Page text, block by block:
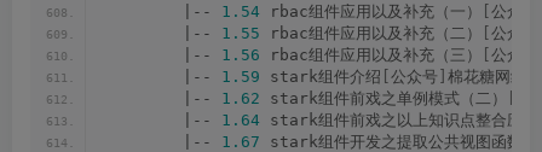
        |--
1.54 rbac组件应用以及补充（一） 公众号
        |--
1.55 rbac组件应用以及补充（二） 公众号
        |--
1.56 rbac组件应用以及补充（三） 公众号
        |--
1.59 stark组件介绍 公众号 棉花糖网络
        |--
1.62 stark组件前戏之单例模式（二）
        |--
1.64 stark组件前戏之以上知识点整合应用
        |--
1.67 stark组件开发之提取公共视图函数